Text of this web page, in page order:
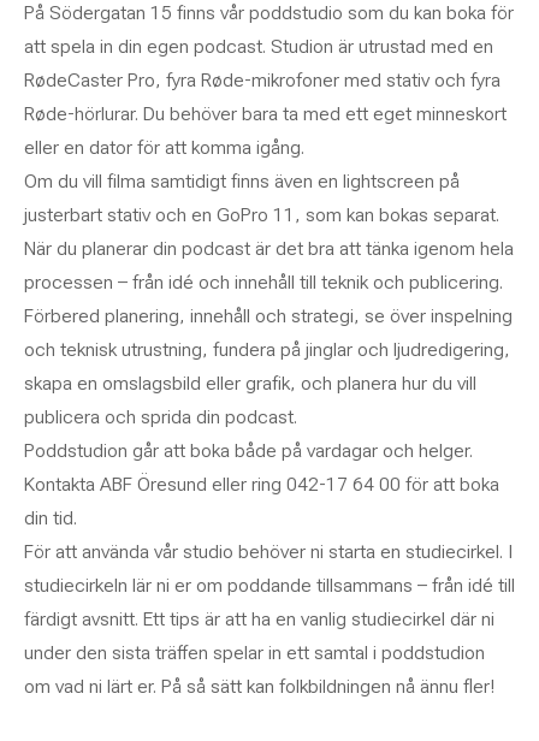
På Södergatan 15 finns vår poddstudio som du kan boka för
att spela in din egen podcast. Studion är utrustad med en
RødeCaster Pro, fyra Røde-mikrofoner med stativ och fyra
Røde-hörlurar. Du behöver bara ta med ett eget minneskort
eller en dator för att komma igång.
Om du vill filma samtidigt finns även en lightscreen på
justerbart stativ och en GoPro 11, som kan bokas separat.
När du planerar din podcast är det bra att tänka igenom hela
processen – från idé och innehåll till teknik och publicering.
Förbered planering, innehåll och strategi, se över inspelning
och teknisk utrustning, fundera på jinglar och ljudredigering,
skapa en omslagsbild eller grafik, och planera hur du vill
publicera och sprida din podcast.
Poddstudion går att boka både på vardagar och helger.
Kontakta ABF Öresund eller ring 042-17 64 00 för att boka
din tid.
För att använda vår studio behöver ni starta en studiecirkel. I
studiecirkeln lär ni er om poddande tillsammans – från idé till
färdigt avsnitt. Ett tips är att ha en vanlig studiecirkel där ni
under den sista träffen spelar in ett samtal i poddstudion
om vad ni lärt er. På så sätt kan folkbildningen nå ännu fler!